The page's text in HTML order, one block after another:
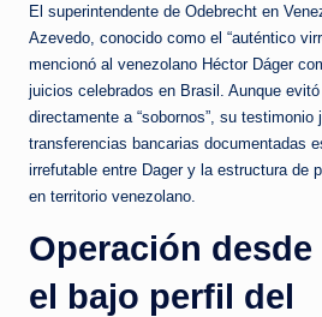
El superintendente de Odebrecht en
Azevedo, conocido como el “auténtico
mencionó al venezolano Héctor Dáger
juicios celebrados en Brasil. Aunque
directamente a “sobornos”, su testimonio
transferencias bancarias documentadas
irrefutable entre Dager y la estructura de
en territorio venezolano.
Operación desde
el bajo perfil del